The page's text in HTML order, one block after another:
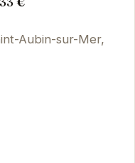
Aubin-sur-Mer,